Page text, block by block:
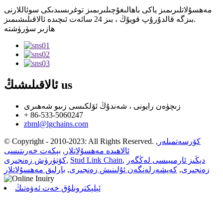
مەھسۇلاتلىرىمىز ياكى باھالىغۇچىلىرىمىز توغرىسىدىكى سوئاللارنى
بىزگە قالدۇرۇپ قويۇڭ ، بىز 24 سائەت ئىچىدە ئالاقىلىشىمىز.
ھازىر سۈرۈشتە
ئالاقىلىشىڭ us
زىچۈەن رايونى ، شەندۇڭ ئۆلكىسى زىبو شەھىرى
+ 86-533-5060247
zbml@lgchains.com
© Copyright - 2010-2023: All Rights Reserved. كۆرسەتمىلەر ,
ئالاھىدە مەھسۇلاتلار , بېكەت خەرىتىسى
كۆتۈرۈش زەنجىرى, Stud Link Chain, دېڭىز ئارمىيىسى لەڭگەر
زەنجىرى, كەپشەرلەنگەن ئۇلىنىش زەنجىرى, بارلىق مەھسۇلاتلار
ئېلېكترونلۇق خەت ئەۋەتىڭ